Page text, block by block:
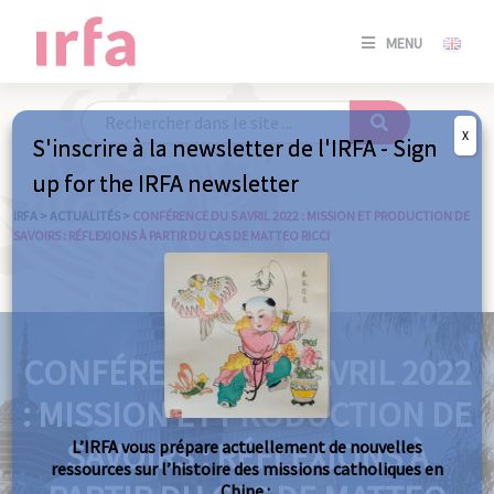
MENU
SE
/
IRFA > ACTUALITÉS > CONFÉRENCE DU 5 AVRIL 2022 : MISSION ET PRODUCTION DE
SAVOIRS : RÉFLEXIONS À PARTIR DU CAS DE MATTEO RICCI
CONFÉRENCE DU 5 AVRIL 2022
: MISSION ET PRODUCTION DE
SAVOIRS : RÉFLEXIONS À
S'inscrire à la newsletter de l'IRFA - Sign
up for the IRFA newsletter
L’IRFA vous prépare actuellement de nouvelles
ressources sur l’histoire des missions catholiques en
X